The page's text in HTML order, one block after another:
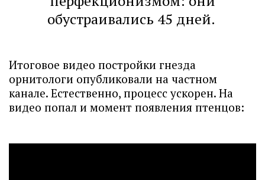
обустраивались 45 дней.
Итоговое видео постройки гнезда
орнитологи опубликовали на частном
канале. Естественно, процесс ускорен. На
видео попал и момент появления птенцов: